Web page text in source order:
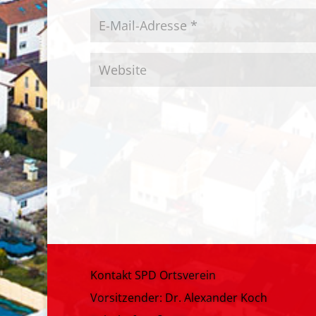
Kontakt SPD Ortsverein
Vorsitzender: Dr. Alexander Koch